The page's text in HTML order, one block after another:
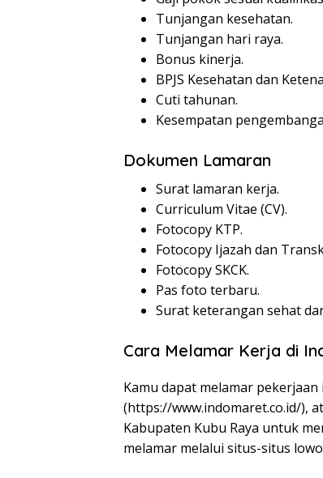
Tunjangan kesehatan.
Tunjangan hari raya.
Bonus kinerja.
BPJS Kesehatan dan
Cuti tahunan.
Kesempatan
Dokumen Lamaran
Surat lamaran kerja.
Curriculum Vitae (CV).
Fotocopy KTP.
Fotocopy Ijazah dan
Fotocopy SKCK.
Pas foto terbaru.
Surat keterangan sehat
Cara Melamar Kerja di
Kamu dapat melamar
(https://www.indomaret.co.id/),
Kabupaten Kubu Raya untuk
melamar melalui situs-situs